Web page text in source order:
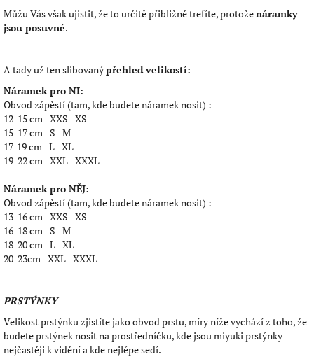
Můžu Vás však ujistit, že to určitě přibližně trefíte, protoženáramky
jsou posuvné.
A tady už ten slibovanýpřehled velikostí:
Náramek pro NI:
Obvod zápěstí (tam, kde budete náramek nosit) :
12-15 cm - XXS - XS
15-17 cm - S - M
17-19 cm - L - XL
19-22 cm - XXL - XXXL
Náramek pro NĚJ:
Obvod zápěstí (tam, kde budete náramek nosit) :
13-16 cm - XXS - XS
16-18 cm - S - M
18-20 cm - L - XL
20-23cm - XXL - XXXL
PRSTÝNKY
Velikost prstýnku zjistíte jako obvod prstu, míry níže vychází z toho, že
budete prstýnek nosit na prostředníčku, kde jsou miyuki prstýnky
nejčastěji k vidění a kde nejlépe sedí.